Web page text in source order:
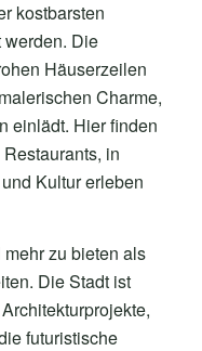
kostbarsten
Die
Häuserzeilen
Charme,
einlädt. Hier finden
in
Kultur erleben
zu bieten als
Die Stadt ist
futuristische